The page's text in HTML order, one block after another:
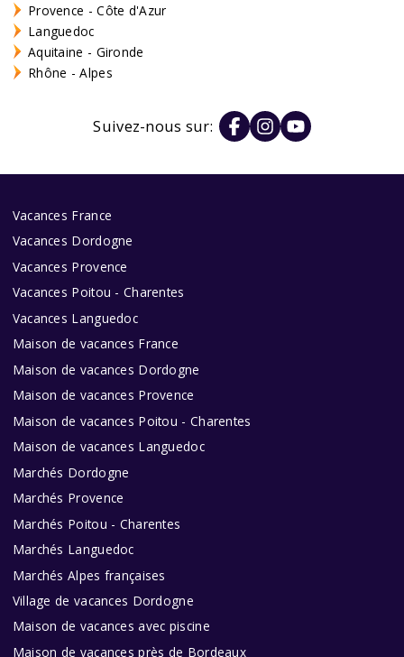
Provence - Côte d'Azur
Languedoc
Aquitaine - Gironde
Rhône - Alpes
Suivez-nous sur:
Vacances France
Vacances Dordogne
Vacances Provence
Vacances Poitou - Charentes
Vacances Languedoc
Maison de vacances France
Maison de vacances Dordogne
Maison de vacances Provence
Maison de vacances Poitou - Charentes
Maison de vacances Languedoc
Marchés Dordogne
Marchés Provence
Marchés Poitou - Charentes
Marchés Languedoc
Marchés Alpes françaises
Village de vacances Dordogne
Maison de vacances avec piscine
Maison de vacances près de Bordeaux